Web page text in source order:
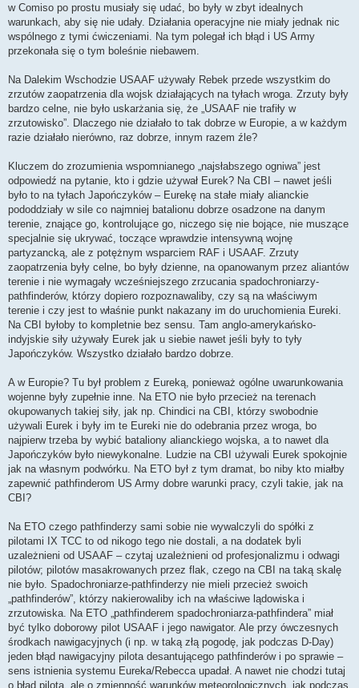
w Comiso po prostu musiały się udać, bo były w zbyt idealnych
warunkach, aby się nie udały. Działania operacyjne nie miały jednak nic
wspólnego z tymi ćwiczeniami. Na tym polegał ich błąd i US Army
przekonała się o tym boleśnie niebawem.
Na Dalekim Wschodzie USAAF używały Rebek przede wszystkim do
zrzutów zaopatrzenia dla wojsk działających na tyłach wroga. Zrzuty były
bardzo celne, nie było uskarżania się, że „USAAF nie trafiły w
zrzutowisko”. Dlaczego nie działało to tak dobrze w Europie, a w każdym
razie działało nierówno, raz dobrze, innym razem źle?
Kluczem do zrozumienia wspomnianego „najsłabszego ogniwa” jest
odpowiedź na pytanie, kto i gdzie używał Eurek? Na CBI – nawet jeśli
było to na tyłach Japończyków – Eurekę na stałe miały alianckie
pododdziały w sile co najmniej batalionu dobrze osadzone na danym
terenie, znające go, kontrolujące go, niczego się nie bojące, nie muszące
specjalnie się ukrywać, toczące wprawdzie intensywną wojnę
partyzancką, ale z potężnym wsparciem RAF i USAAF. Zrzuty
zaopatrzenia były celne, bo były dzienne, na opanowanym przez aliantów
terenie i nie wymagały wcześniejszego zrzucania spadochroniarzy-
pathfinderów, którzy dopiero rozpoznawaliby, czy są na właściwym
terenie i czy jest to właśnie punkt nakazany im do uruchomienia Eureki.
Na CBI byłoby to kompletnie bez sensu. Tam anglo-amerykańsko-
indyjskie siły używały Eurek jak u siebie nawet jeśli były to tyły
Japończyków. Wszystko działało bardzo dobrze.
A w Europie? Tu był problem z Eureką, ponieważ ogólne uwarunkowania
wojenne były zupełnie inne. Na ETO nie było przecież na terenach
okupowanych takiej siły, jak np. Chindici na CBI, którzy swobodnie
używali Eurek i były im te Eureki nie do odebrania przez wroga, bo
najpierw trzeba by wybić bataliony alianckiego wojska, a to nawet dla
Japończyków było niewykonalne. Ludzie na CBI używali Eurek spokojnie
jak na własnym podwórku. Na ETO był z tym dramat, bo niby kto miałby
zapewnić pathfinderom US Army dobre warunki pracy, czyli takie, jak na
CBI?
Na ETO czego pathfinderzy sami sobie nie wywalczyli do spółki z
pilotami IX TCC to od nikogo tego nie dostali, a na dodatek byli
uzależnieni od USAAF – czytaj uzależnieni od profesjonalizmu i odwagi
pilotów; pilotów masakrowanych przez flak, czego na CBI na taką skalę
nie było. Spadochroniarze-pathfinderzy nie mieli przecież swoich
„pathfinderów”, którzy nakierowaliby ich na właściwe lądowiska i
zrzutowiska. Na ETO „pathfinderem spadochroniarza-pathfindera” miał
być tylko doborowy pilot USAAF i jego nawigator. Ale przy ówczesnych
środkach nawigacyjnych (i np. w taką złą pogodę, jak podczas D-Day)
jeden błąd nawigacyjny pilota desantującego pathfinderów i po sprawie –
sens istnienia systemu Eureka/Rebecca upadał. A nawet nie chodzi tutaj
o błąd pilota, ale o zmienność warunków meteorologicznych, jak podczas